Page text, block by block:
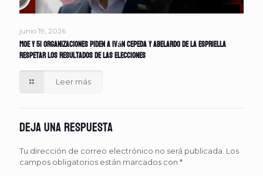
junio 19, 2026
MOE y 51 organizaciones piden a Iván Cepeda y Abelardo de la Espriella
respetar los resultados de las elecciones
Leer más
Deja una respuesta
Tu dirección de correo electrónico no será publicada. Los
campos obligatorios están marcados con *